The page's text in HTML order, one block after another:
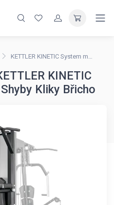
KETTLER KINETIC System modul 4 Shyby Kliky Břicho
KINETIC
Kliky Břicho